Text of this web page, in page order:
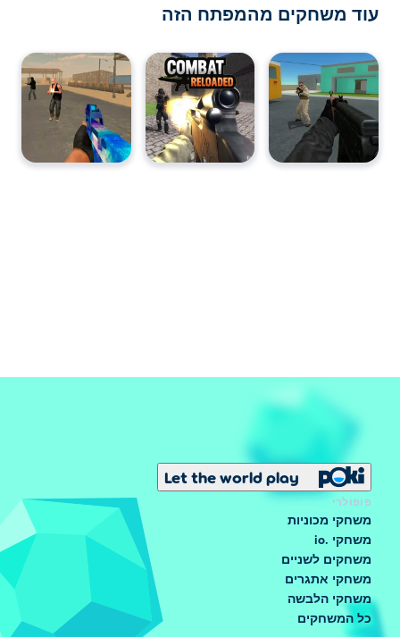
עוד משחקים מהמפתח הזה
Let the world play
פופולרי
משחקי מכוניות
משחקי .io
משחקים לשניים
משחקי אתגרים
משחקי הלבשה
כל המשחקים